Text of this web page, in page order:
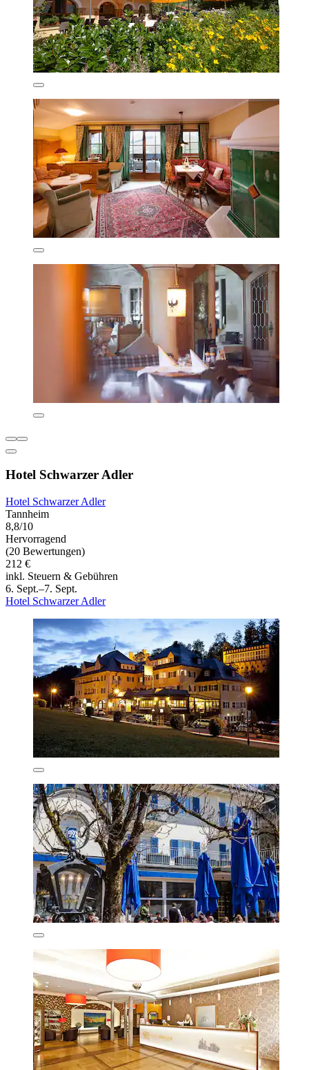
Hotel Schwarzer Adler
Hotel Schwarzer Adler
Tannheim
8,8/10
Hervorragend
(20 Bewertungen)
212 €
inkl. Steuern & Gebühren
6. Sept.–7. Sept.
Hotel Schwarzer Adler